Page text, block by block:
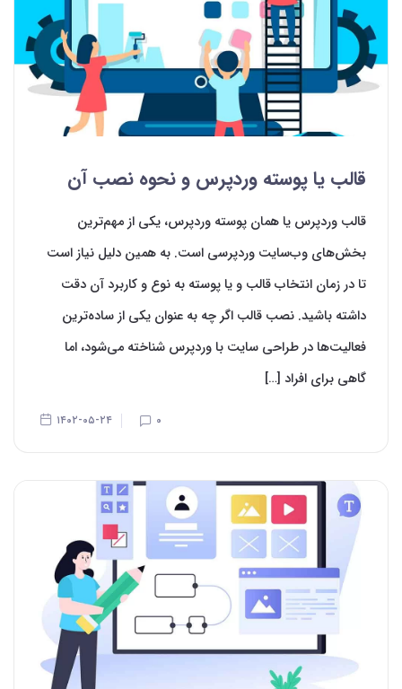
قالب یا پوسته وردپرس و نحوه نصب آن
قالب وردپرس یا همان پوسته وردپرس، یکی از مهم‌‌ترین
بخش‌‌های وب‌سایت وردپرسی است. به همین دلیل نیاز است
تا در زمان انتخاب قالب و یا پوسته به نوع و کاربرد آن دقت
داشته باشید. نصب قالب اگر چه به عنوان یکی از ساده‌‌ترین
فعالیت‌‌ها در طراحی سایت با وردپرس شناخته می‌‌‌‌شود، اما
گاهی برای افراد […]
۰ ۱۴۰۲-۰۵-۲۴